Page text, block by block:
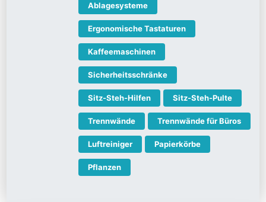
Ablagesysteme
Ergonomische Tastaturen
Kaffeemaschinen
Sicherheitsschränke
Sitz-Steh-Hilfen Sitz-Steh-Pulte
Trennwände Trennwände für Büros
Luftreiniger Papierkörbe
Pflanzen